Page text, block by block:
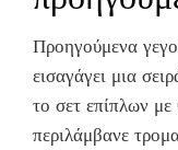
Προηγούμενα
εισαγάγει μια
το σετ επίπλων
περιλάμβανε